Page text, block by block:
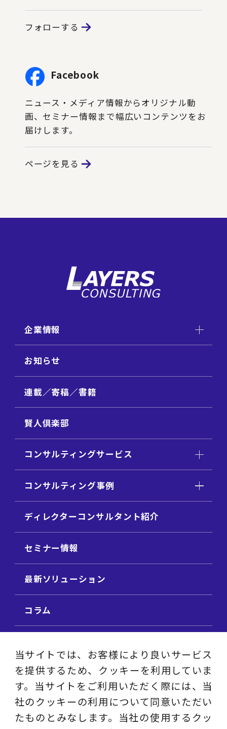
フォローする
Facebook
ニュース・メディア情報からオリジナル動
画、セミナー情報まで幅広いコンテンツをお
届けします。
ページを見る
企業情報
お知らせ
連載／寄稿／書籍
賢人倶楽部
コンサルティングサービス
コンサルティング事例
ディレクターコンサルタント紹介
セミナー情報
最新ソリューション
コラム
ビジネステーマ解説集
動画ライブラリ
当サイトでは、お客様により良いサービス
を提供するため、クッキーを利用していま
す。当サイトをご利用いただく際には、当
社のクッキーの利用について同意いただい
たものとみなします。当社の使用するクッ